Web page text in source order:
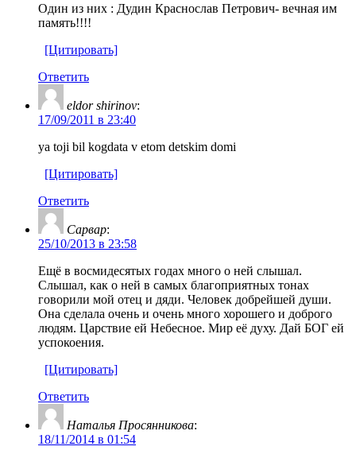
Один из них : Дудин Краснослав Петрович- вечная им
память!!!!
[Цитировать]
Ответить
eldor shirinov:
17/09/2011 в 23:40
ya toji bil kogdata v etom detskim domi
[Цитировать]
Ответить
Сарвар:
25/10/2013 в 23:58
Ещё в восмидесятых годах много о ней слышал.
Слышал, как о ней в самых благоприятных тонах
говорили мой отец и дяди. Человек добрейшей души.
Она сделала очень и очень много хорошего и доброго
людям. Царствие ей Небесное. Мир её духу. Дай БОГ ей
успокоения.
[Цитировать]
Ответить
Наталья Просянникова:
18/11/2014 в 01:54